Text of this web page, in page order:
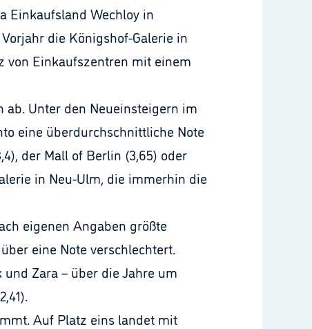
Einkaufsland Wechloy in
die Königshof-Galerie in
von Einkaufszentren mit einem
Unter den Neueinsteigern im
eine überdurchschnittliche Note
der Mall of Berlin (3,65) oder
in Neu-Ulm, die immerhin die
eigenen Angaben größte
eine Note verschlechtert.
Zara – über die Jahre um
Auf Platz eins landet mit